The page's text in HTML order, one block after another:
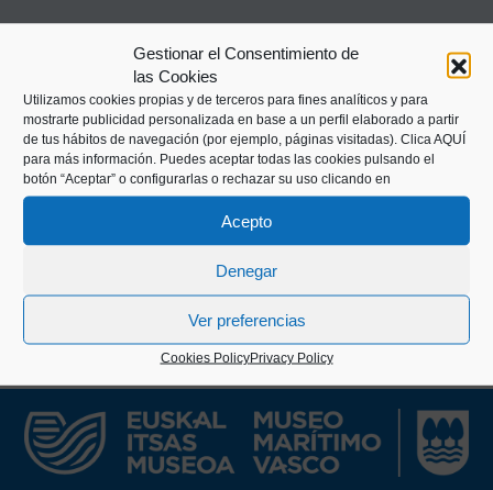
Gestionar el Consentimiento de
las Cookies
Utilizamos cookies propias y de terceros para fines analíticos y para
mostrarte publicidad personalizada en base a un perfil elaborado a partir
de tus hábitos de navegación (por ejemplo, páginas visitadas). Clica AQUÍ
para más información. Puedes aceptar todas las cookies pulsando el
botón “Aceptar” o configurarlas o rechazar su uso clicando en
Acepto
Denegar
Ver preferencias
Cookies PolicyPrivacy Policy
The Untzi Museoa carries out an editorial activity
(books and brochures) mainly linked to the
temporary exhibitions it produces. The effort to
maintain a continuous and quality editorial
production is, without a doubt, one of the distinctive
marks of this Museum.